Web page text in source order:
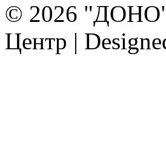
© 2026 "ДОНО"
Центр |